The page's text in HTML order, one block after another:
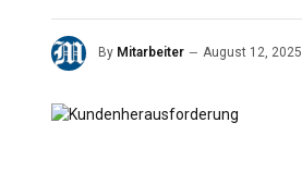
By Mitarbeiter August 12, 2025